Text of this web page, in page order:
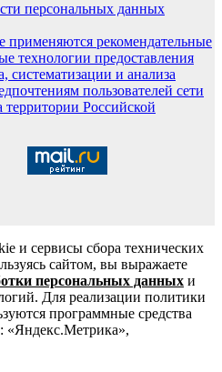
персональных данных
рекомендательные
технологии предоставления
систематизации и анализа
пользователей сети
Российской
и сервисы сбора технических
сайтом, вы выражаете
персональных данных и
Для реализации политики
программные средства
«Яндекс.Метрика»,